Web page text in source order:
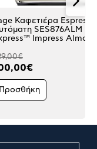
Καφετιέρα Espresso
SES876ALM
Impress Almond
Προσθήκη